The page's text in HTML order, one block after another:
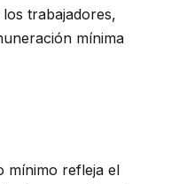
trabajadores,
mínima
mínimo refleja el